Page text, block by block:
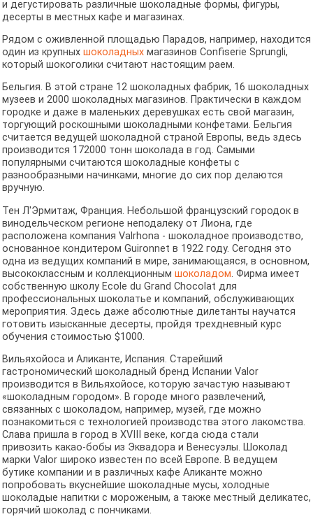
и дегустировать различные шоколадные формы, фигуры,
десерты в местных кафе и магазинах.
Рядом с оживленной площадью Парадов, например, находится
один из крупных шоколадныхмагазинов Confiserie Sprungli,
который шокоголики считают настоящим раем.
Бельгия. В этой стране 12 шоколадных фабрик, 16 шоколадных
музеев и 2000 шоколадных магазинов. Практически в каждом
городке и даже в маленьких деревушках есть свой магазин,
торгующий роскошными шоколадными конфетами. Бельгия
считается ведущей шоколадной страной Европы, ведь здесь
производится 172000 тонн шоколада в год. Самыми
популярными считаются шоколадные конфеты с
разнообразными начинками, многие до сих пор делаются
вручную.
Тен Л'Эрмитаж, Франция. Небольшой французский городок в
винодельческом регионе неподалеку от Лиона, где
расположена компания Valrhona - шоколадное производство,
основанное кондитером Guironnet в 1922 году. Сегодня это
одна из ведущих компаний в мире, занимающаяся, в основном,
высококлассным и коллекционным шоколадом. Фирма имеет
собственную школу Ecole du Grand Chocolat для
профессиональных шоколатье и компаний, обслуживающих
мероприятия. Здесь даже абсолютные дилетанты научатся
готовить изысканные десерты, пройдя трехдневный курс
обучения стоимостью $1000.
Вильяхойоса и Аликанте, Испания. Старейший
гастрономический шоколадный бренд Испании Valor
производится в Вильяхойосе, которую зачастую называют
«шоколадным городом». В городе много развлечений,
связанных c шоколадом, например, музей, где можно
познакомиться с технологией производства этого лакомства.
Слава пришла в город в XVIII веке, когда сюда стали
привозить какао-бобы из Эквадора и Венесуэлы. Шоколад
марки Valor широко известен по всей Европе. В ведущем
бутике компании и в различных кафе Аликанте можно
попробовать вкуснейшие шоколадные мусы, холодные
шоколадые напитки с мороженым, а также местный деликатес,
горячий шоколад с пончиками.